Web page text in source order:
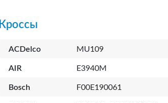
Кроссы
ACDelco MU109
AIR E3940M
Bosch F00E190061